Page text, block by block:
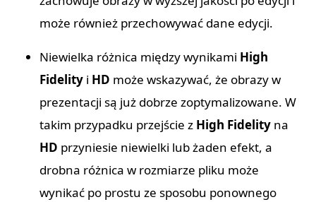
może również przechowywać dane edycji.
Niewielka różnica między wynikami High
Fidelity i HD może wskazywać, że obrazy w
prezentacji są już dobrze zoptymalizowane. W
takim przypadku przejście z High Fidelity na
HD przyniesie niewielki lub żaden efekt, a
drobna różnica w rozmiarze pliku może
wynikać po prostu ze sposobu ponownego